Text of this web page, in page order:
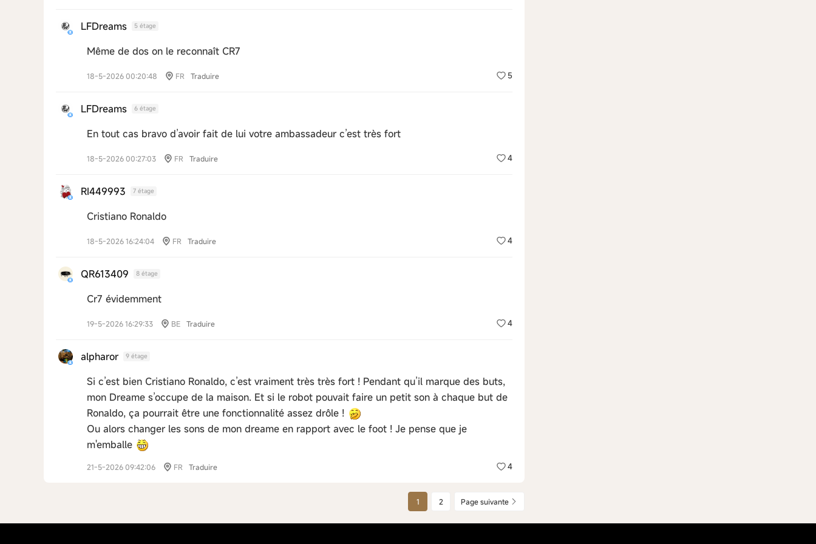
LFDreams 5 étage
Même de dos on le reconnaît CR7
5
18-5-2026 00:20:48 FR Traduire
LFDreams 6 étage
En tout cas bravo d’avoir fait de lui votre ambassadeur c’est très fort
4
18-5-2026 00:27:03 FR Traduire
RI449993 7 étage
Cristiano Ronaldo
4
18-5-2026 16:24:04 FR Traduire
QR613409 8 étage
Cr7 évidemment
4
19-5-2026 16:29:33 BE Traduire
alpharor 9 étage
Si c’est bien Cristiano Ronaldo, c’est vraiment très très fort ! Pendant qu’il marque des buts,
mon Dreame s’occupe de la maison. Et si le robot pouvait faire un petit son à chaque but de
Ronaldo, ça pourrait être une fonctionnalité assez drôle !
Ou alors changer les sons de mon dreame en rapport avec le foot ! Je pense que je
m'emballe
4
21-5-2026 09:42:06 FR Traduire
1 2 Page suivante